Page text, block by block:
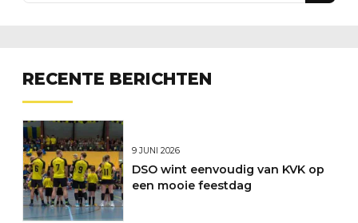
RECENTE BERICHTEN
9 JUNI 2026
DSO wint eenvoudig van KVK op
een mooie feestdag